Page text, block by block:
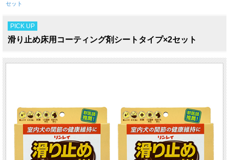
セット
PICK UP
滑り止め床用コーティング剤シートタイプ×2セット